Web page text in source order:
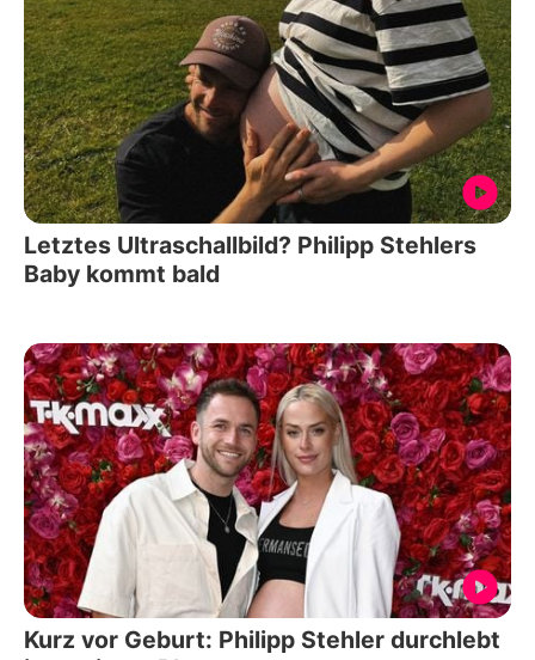
Letztes Ultraschallbild? Philipp Stehlers
Baby kommt bald
Kurz vor Geburt: Philipp Stehler durchlebt